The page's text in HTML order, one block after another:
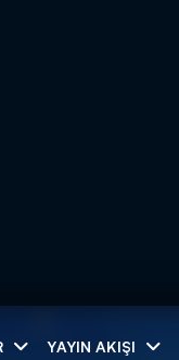
YAYIN AKIŞI